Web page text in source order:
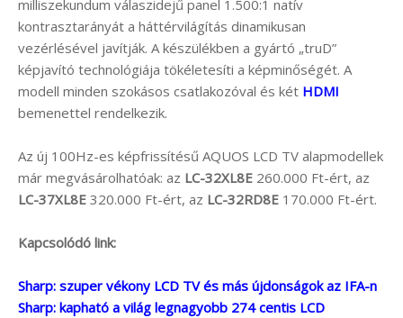
milliszekundum válaszidejű panel 1.500:1 natív
kontrasztarányát a háttérvilágítás dinamikusan
vezérlésével javítják. A készülékben a gyártó „truD”
képjavító technológiája tökéletesíti a képminőségét. A
modell minden szokásos csatlakozóval és két HDMI
bemenettel rendelkezik.
Az új 100Hz-es képfrissítésű AQUOS LCD TV alapmodellek
már megvásárolhatóak: az LC-32XL8E 260.000 Ft-ért, az
LC-37XL8E 320.000 Ft-ért, az LC-32RD8E 170.000 Ft-ért.
Kapcsolódó link:
Sharp: szuper vékony LCD TV és más újdonságok az IFA-n
Sharp: kapható a világ legnagyobb 274 centis LCD